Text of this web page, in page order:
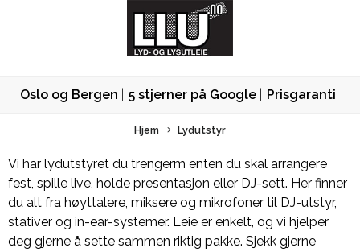
Oslo og Bergen 5 stjerner på Google Prisgaranti
Hjem Lydutstyr
Vi har lydutstyret du trengerm enten du skal arrangere
fest, spille live, holde presentasjon eller DJ-sett. Her finner
du alt fra høyttalere, miksere og mikrofoner til DJ-utstyr,
stativer og in-ear-systemer. Leie er enkelt, og vi hjelper
deg gjerne å sette sammen riktig pakke. Sjekk gjerne